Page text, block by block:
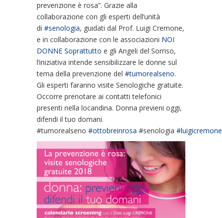
prevenzione è rosa”. Grazie alla
collaborazione con gli esperti dell’unità
di #senologia, guidati dal Prof. Luigi Cremone,
e in collaborazione con le associazioni NOI
DONNE Soprattutto e gli Angeli del Sorriso,
l’iniziativa intende sensibilizzare le donne sul
tema della prevenzione del #tumorealseno.
Gli esperti faranno visite Senologiche gratuite.
Occorre prenotare ai contatti telefonici
presenti nella locandina. Donna previeni oggi,
difendi il tuo domani.
#tumorealseno #ottobreinrosa #senologia #luigicremone